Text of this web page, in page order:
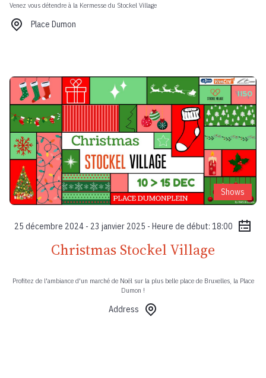
Venez vous détendre à la Kermesse du Stockel Village
Place Dumon
25 décembre 2024 - 23 janvier 2025 - Heure de début: 18:00
Christmas Stockel Village
Profitez de l'ambiance d'un marché de Noël sur la plus belle place de Bruxelles, la Place
Dumon !
Address
Shows